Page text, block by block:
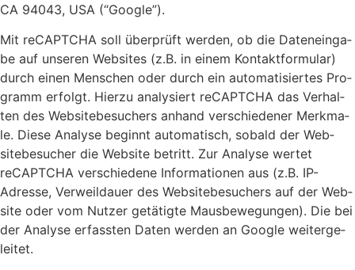
CA 94043, USA (“Goog­le”).
Mit reCAPTCHA soll über­prüft wer­den, ob die Daten­ein­ga­
be auf unse­ren Web­sites (z.B. in einem Kon­takt­for­mu­lar)
durch einen Men­schen oder durch ein auto­ma­ti­sier­tes Pro­
gramm erfolgt. Hier­zu ana­ly­siert reCAPTCHA das Ver­hal­
ten des Web­site­be­su­chers anhand ver­schie­de­ner Merk­ma­
le. Die­se Ana­ly­se beginnt auto­ma­tisch, sobald der Web­
site­be­su­cher die Web­site betritt. Zur Ana­ly­se wer­tet
reCAPTCHA ver­schie­de­ne Infor­ma­tio­nen aus (z.B. IP-
Adres­se, Ver­weil­dau­er des Web­site­be­su­chers auf der Web­
site oder vom Nut­zer getä­tig­te Maus­be­we­gun­gen). Die bei
der Ana­ly­se erfass­ten Daten wer­den an Goog­le wei­ter­ge­
lei­tet.